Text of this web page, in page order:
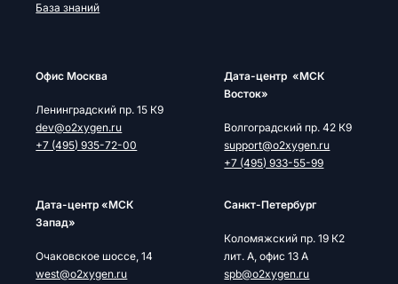
База знаний
Офис Москва
Ленинградский пр. 15 К9
dev@o2xygen.ru
+7 (495) 935-72-00
Дата-центр «МСК
Восток»
Волгоградский пр. 42 К9
support@o2xygen.ru
+7 (495) 933-55-99
Дата-центр «МСК
Запад»
Очаковское шоссе, 14
west@o2xygen.ru
Cанкт-Петербург
Коломяжский пр. 19 К2
лит. А, офис 13 А
spb@o2xygen.ru